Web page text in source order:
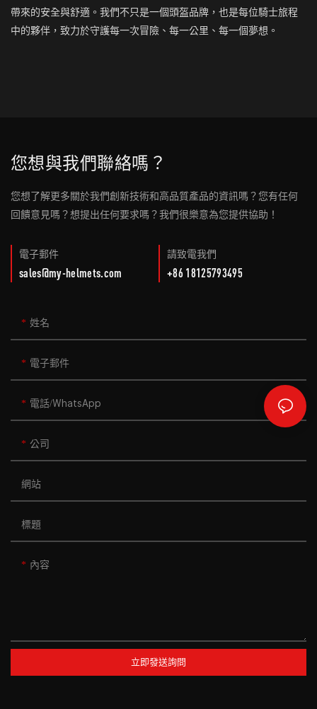
帶來的安全與舒適。我們不只是一個頭盔品牌，也是每位騎士旅程
中的夥伴，致力於守護每一次冒險、每一公里、每一個夢想。
您想與我們聯絡嗎？
您想了解更多關於我們創新技術和高品質產品的資訊嗎？您有任何
回饋意見嗎？想提出任何要求嗎？我們很樂意為您提供協助！
電子郵件
sales@my-helmets.com
請致電我們
+86 18125793495
姓名
電子郵件
電話/WhatsApp
公司
網站
標題
內容
立即發送詢問